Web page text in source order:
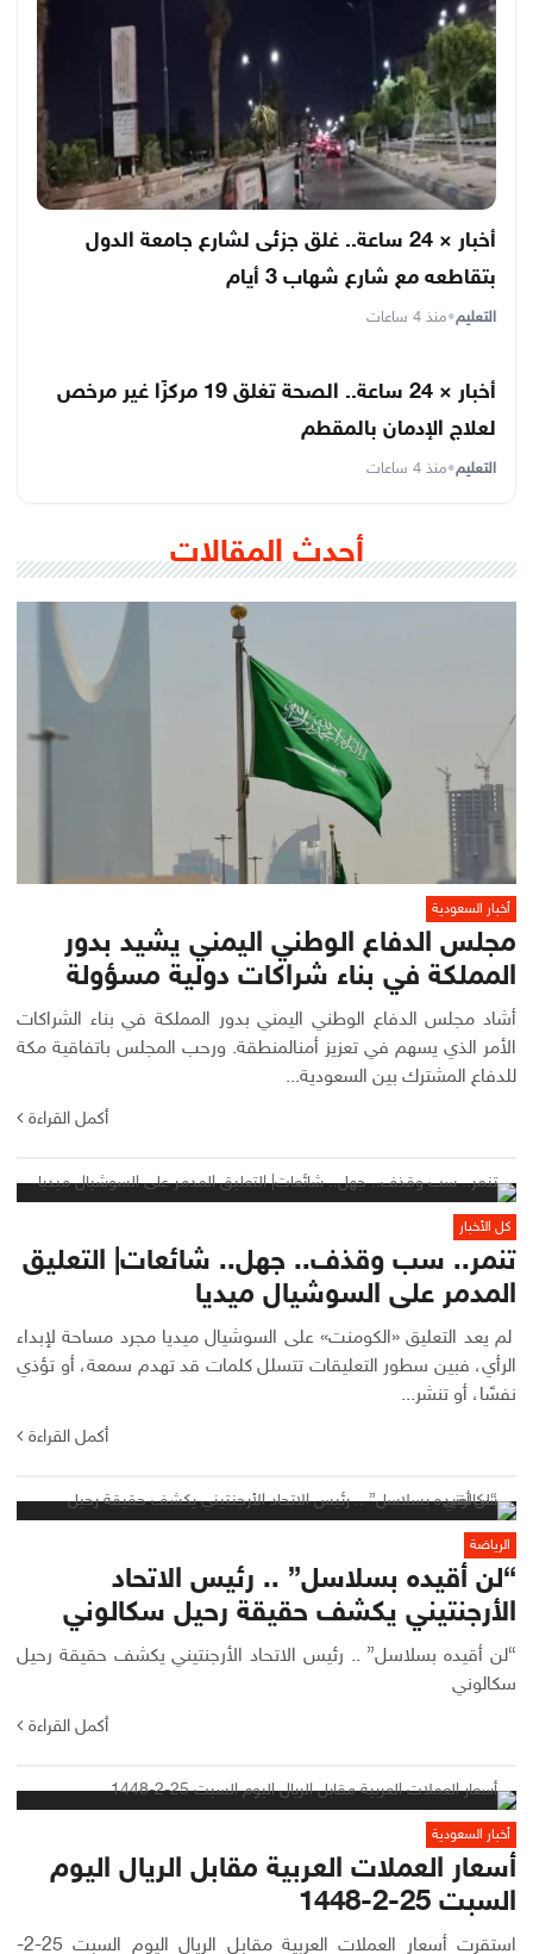
أخبار × 24 ساعة.. غلق جزئى لشارع جامعة الدول
بتقاطعه مع شارع شهاب 3 أيام
التعليم•منذ 4 ساعات
أخبار × 24 ساعة.. الصحة تغلق 19 مركزًا غير مرخص
لعلاج الإدمان بالمقطم
التعليم•منذ 4 ساعات
أحدث المقالات
أخبار السعودية
مجلس الدفاع الوطني اليمني يشيد بدور
المملكة في بناء شراكات دولية مسؤولة
أشاد مجلس الدفاع الوطني اليمني بدور المملكة في بناء الشراكات
الأمر الذي يسهم في تعزيز أمنالمنطقة. ورحب المجلس باتفاقية مكة
للدفاع المشترك بين السعودية...
أكمل القراءة
كل الأخبار
تنمر.. سب وقذف.. جهل.. شائعات| التعليق
المدمر على السوشيال ميديا
لم يعد التعليق «الكومنت» على السوشيال ميديا مجرد مساحة لإبداء
الرأي، فبين سطور التعليقات تتسلل كلمات قد تهدم سمعة، أو تؤذي
نفسًا، أو تنشر...
أكمل القراءة
الرياضة
“لن أقيده بسلاسل” .. رئيس الاتحاد
الأرجنتيني يكشف حقيقة رحيل سكالوني
“لن أقيده بسلاسل” .. رئيس الاتحاد الأرجنتيني يكشف حقيقة رحيل
سكالوني
أكمل القراءة
أخبار السعودية
أسعار العملات العربية مقابل الريال اليوم
السبت 25-2-1448
استقرت أسعار العملات العربية مقابل الريال اليوم السبت 25-2-